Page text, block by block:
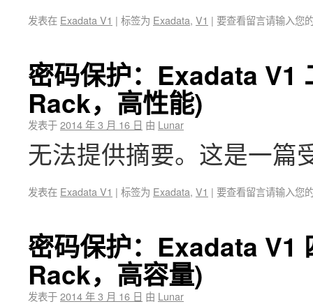
发表在 Exadata V1 | 标签为 Exadata, V1 | 要查看留言请输入您
密码保护：Exadata V1
Rack，高性能)
发表于2014 年 3 月 16 日 由 Lunar
无法提供摘要。这是一篇
发表在 Exadata V1 | 标签为 Exadata, V1 | 要查看留言请输入您
密码保护：Exadata V1
Rack，高容量)
发表于2014 年 3 月 16 日 由 Lunar